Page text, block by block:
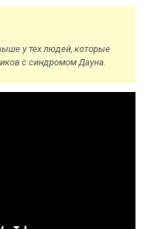
у тех людей, которые
с синдромом Дауна.